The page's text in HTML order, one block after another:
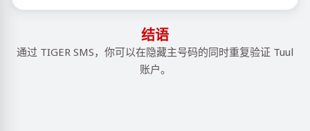
结语
通过 TIGER SMS，你可以在隐藏主号码的同时重复验证 Tuul
账户。